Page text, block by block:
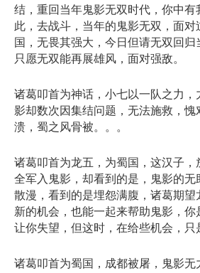
结，重回当年鬼影无双时代，你中有
此，去战斗，当年的鬼影无双，面对
国，无畏其强大，今日但请无双回归
只愿无双能再展雄风，面对强敌。
诸葛叩首为神话，小七以一队之力，
影却数次因集结问题，无法施救，愧
溃，蜀之风骨被。。。
诸葛叩首为龙五，为蜀国，这汉子，
全军入鬼影，却看到的是，鬼影的无
散漫，看到的是埋怨满腹，诸葛期望
新的机会，也能一起来帮助鬼影，
让你失望，但这时，在给些机会，只
诸葛叩首为蜀国，成都被屠，鬼影无